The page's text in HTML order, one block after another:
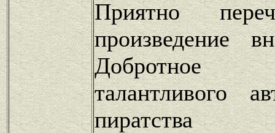
Приятно
произведение
Добротное
талантливого
пиратства